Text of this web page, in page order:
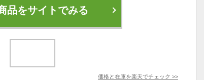
品をサイトでみる
価格と在庫を楽天でチェック >>